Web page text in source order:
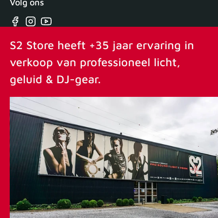
Volg ons
Facebook
Instagram
YouTube
S2 Store heeft +35 jaar ervaring in
verkoop van professioneel licht,
geluid & DJ-gear.